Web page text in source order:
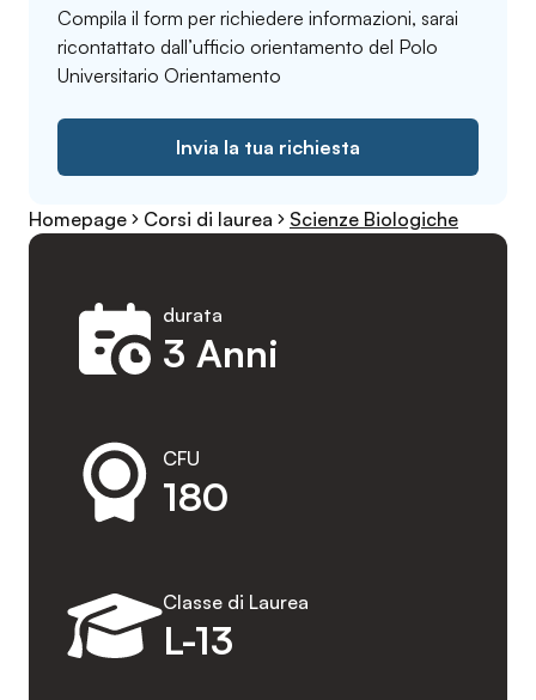
Compila il form per richiedere informazioni, sarai
ricontattato dall’ufficio orientamento del Polo
Universitario Orientamento
Invia la tua richiesta
Homepage Corsi di laurea Scienze Biologiche
3 Anni
durata
180
CFU
L-13
Classe di Laurea